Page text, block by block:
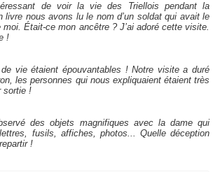
de voir la vie des Triellois pendant la
livre nous avons lu le nom d’un soldat qui avait le
moi. Était-ce mon ancêtre ? J’ai adoré cette visite.
!
vie étaient épouvantables ! Notre visite a duré
les personnes qui nous expliquaient étaient très
sortie !
des objets magnifiques avec la dame qui
fusils, affiches, photos... Quelle déception
!